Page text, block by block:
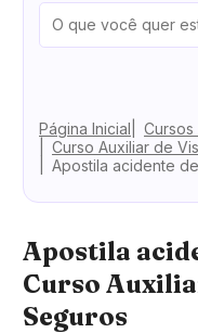
Página Inicial
Cursos
Curso Auxiliar de
Apostila acidente
Apostila
Curso
Seguros